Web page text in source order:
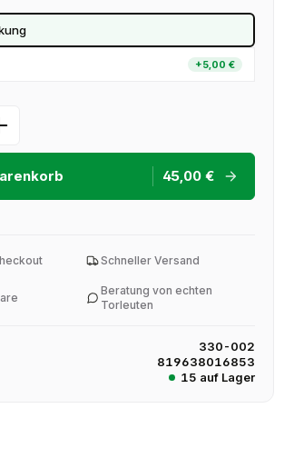
+5,00 €
Gib den
45,00 €
Schneller Versand
Beratung von echten
Torleuten
330-002
819638016853
15 auf Lager